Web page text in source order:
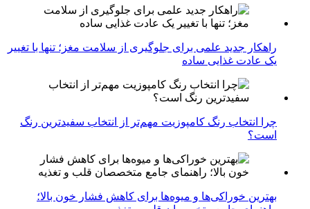
راهکار جدید علمی برای جلوگیری از سلامت مغز؛ تنها با تغییر
یک عادت غذایی ساده
چرا انتخاب رنگ کامپوزیت مهم‌تر از انتخاب سفیدترین رنگ
است؟
بهترین خوراکی‌ها و میوه‌ها برای کاهش فشار خون بالا؛